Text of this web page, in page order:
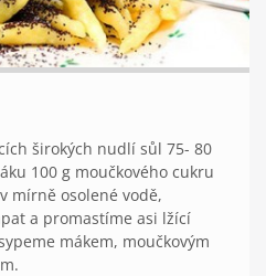
širokých nudlí sůl 75- 80
100 g moučkového cukru
mírně osolené vodě,
a promastíme asi lžící
mákem, moučkovým